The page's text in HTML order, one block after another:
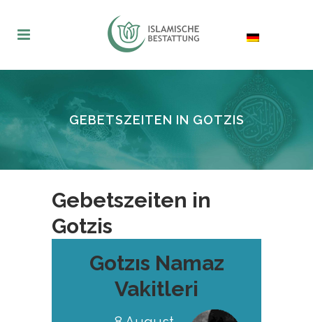
GEBETSZEITEN IN GOTZIS
Gebetszeiten in
Gotzis
Gotzıs Namaz
Vakitleri